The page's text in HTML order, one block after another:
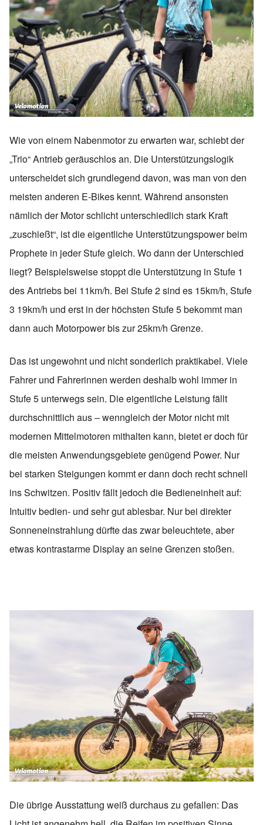
Wie von einem Nabenmotor zu erwarten war, schiebt der
„Trio“ Antrieb geräuschlos an. Die Unterstützungslogik
unterscheidet sich grundlegend davon, was man von den
meisten anderen E-Bikes kennt. Während ansonsten
nämlich der Motor schlicht unterschiedlich stark Kraft
„zuschießt“, ist die eigentliche Unterstützungspower beim
Prophete in jeder Stufe gleich. Wo dann der Unterschied
liegt? Beispielsweise stoppt die Unterstützung in Stufe 1
des Antriebs bei 11km/h. Bei Stufe 2 sind es 15km/h, Stufe
3 19km/h und erst in der höchsten Stufe 5 bekommt man
dann auch Motorpower bis zur 25km/h Grenze.
Das ist ungewohnt und nicht sonderlich praktikabel. Viele
Fahrer und Fahrerinnen werden deshalb wohl immer in
Stufe 5 unterwegs sein. Die eigentliche Leistung fällt
durchschnittlich aus – wenngleich der Motor nicht mit
modernen Mittelmotoren mithalten kann, bietet er doch für
die meisten Anwendungsgebiete genügend Power. Nur
bei starken Steigungen kommt er dann doch recht schnell
ins Schwitzen. Positiv fällt jedoch die Bedieneinheit auf:
Intuitiv bedien- und sehr gut ablesbar. Nur bei direkter
Sonneneinstrahlung dürfte das zwar beleuchtete, aber
etwas kontrastarme Display an seine Grenzen stoßen.
Die übrige Ausstattung weiß durchaus zu gefallen: Das